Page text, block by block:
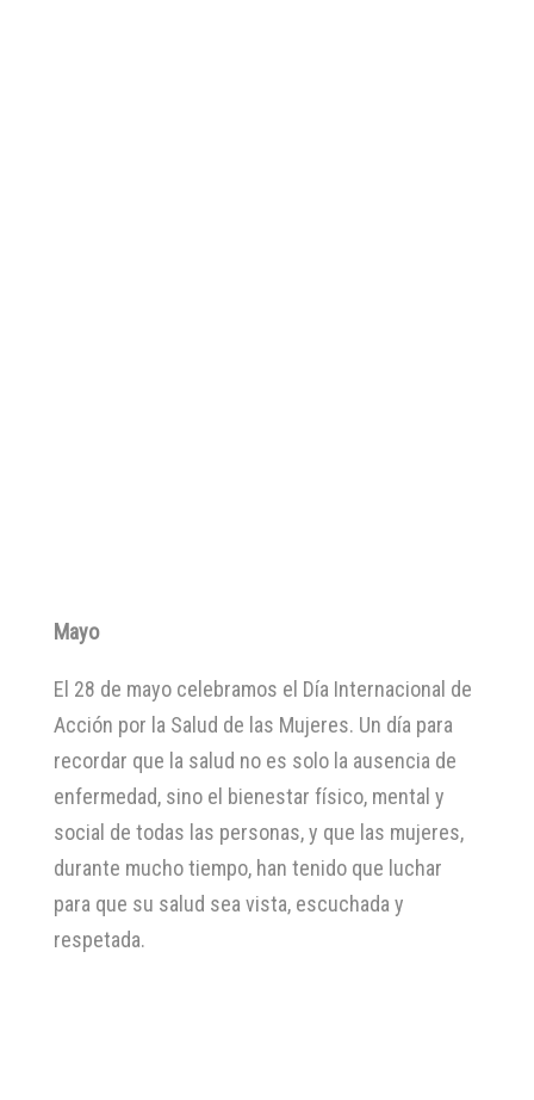
Mayo
El 28 de mayo celebramos el Día Internacional de
Acción por la Salud de las Mujeres. Un día para
recordar que la salud no es solo la ausencia de
enfermedad, sino el bienestar físico, mental y
social de todas las personas, y que las mujeres,
durante mucho tiempo, han tenido que luchar
para que su salud sea vista, escuchada y
respetada.